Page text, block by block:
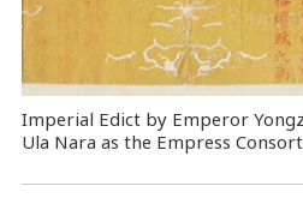
Imperial Edict by Emperor
Ula Nara as the Empress Consort